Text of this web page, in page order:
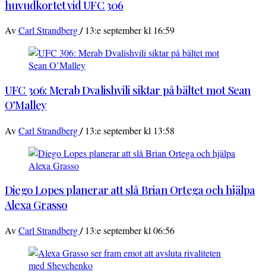
huvudkortet vid UFC 306
AvCarl Strandberg/ 13:e september kl 16:59
UFC 306: Merab Dvalishvili siktar på bältet mot Sean
O’Malley
AvCarl Strandberg/ 13:e september kl 13:58
Diego Lopes planerar att slå Brian Ortega och hjälpa
Alexa Grasso
AvCarl Strandberg/ 13:e september kl 06:56